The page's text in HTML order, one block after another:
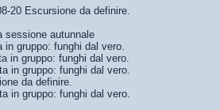
20 Escursione da definire.
sessione autunnale
in gruppo: funghi dal vero.
in gruppo: funghi dal vero.
in gruppo: funghi dal vero.
da definire.
in gruppo: funghi dal vero.